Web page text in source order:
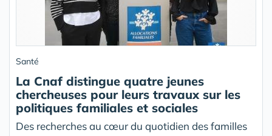
Santé
La Cnaf distingue quatre jeunes
chercheuses pour leurs travaux sur les
politiques familiales et sociales
Des recherches au cœur du quotidien des familles